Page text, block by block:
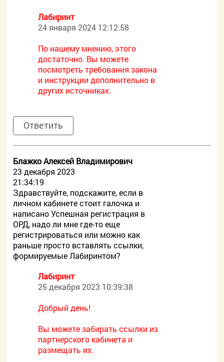
Лабиринт
24 января 2024 12:12:58
По нашему мнению, этого
достаточно. Вы можете
посмотреть требования закона
и инструкции дополнительно в
других источниках.
Ответить
Блажко Алексей Владимирович
23 декабря 2023
21:34:19
Здравствуйте, подскажите, если в
личном кабинете стоит галочка и
написано Успешная регистрация в
ОРД, надо ли мне где-то еще
регистрироваться или можно как
раньше просто вставлять ссылки,
формируемые Лабиринтом?
Лабиринт
25 декабря 2023 10:39:38
Добрый день!
Вы можете забирать ссылки из
партнерского кабинета и
размещать их.